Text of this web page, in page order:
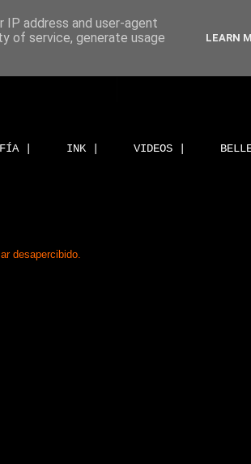
| INK | VIDEOS |
desapercibido.
address and user-agent
of service, generate usage
LEARN